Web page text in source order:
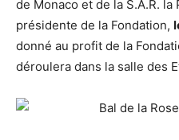
de Monaco et de la S.A.R.
présidente de la Fondation,
donné au profit de la
déroulera dans la salle des